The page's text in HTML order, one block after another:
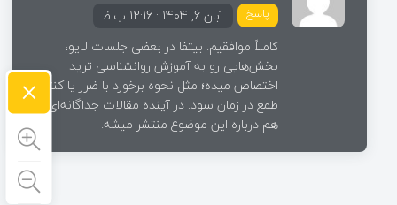
پاسخ
آبان 6, 1404 : 12:16 ب.ظ
کاملاً موافقیم. بیتفا در بعضی جلسات لایو،
بخش‌هایی رو به آموزش روانشناسی ترید
اختصاص میده؛ مثل نحوه برخورد با ضرر یا کنترل
طمع در زمان سود. در آینده مقالات جداگانه‌ای
هم درباره این موضوع منتشر میشه.
×